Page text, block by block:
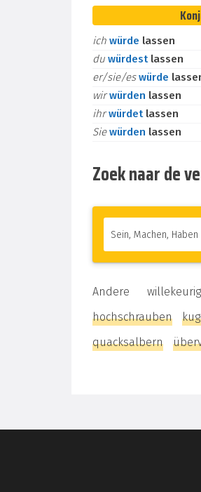
ich würde lassen
du würdest lassen
er/sie/eswürde
wirwürden lassen
ihrwürdet lassen
Siewürden lassen
Zoek naar de
Andere
hochschrauben
quacksalbern